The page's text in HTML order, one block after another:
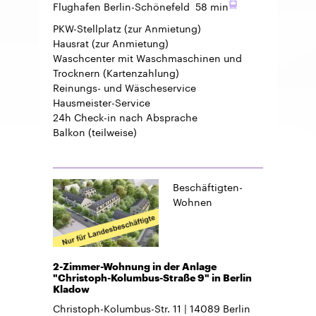
Flughafen Berlin-Schönefeld 58 min
PKW-Stellplatz(zur Anmietung)
Hausrat(zur Anmietung)
Waschcenter mit Waschmaschinen und
Trocknern (Kartenzahlung)
Reinungs- und Wäscheservice
Hausmeister-Service
24h Check-in nach Absprache
Balkon (teilweise)
Beschäftigten-
Wohnen
2-Zimmer-Wohnung in der Anlage
"Christoph-Kolumbus-Straße 9" in Berlin
Kladow
Christoph-Kolumbus-Str. 11 14089 Berlin